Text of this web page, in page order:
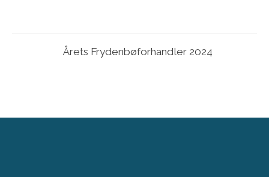
Årets Frydenbøforhandler 2024